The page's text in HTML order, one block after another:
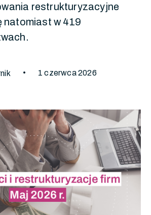
restrukturyzacyjne
natomiast w 419
• 1 czerwca 2026